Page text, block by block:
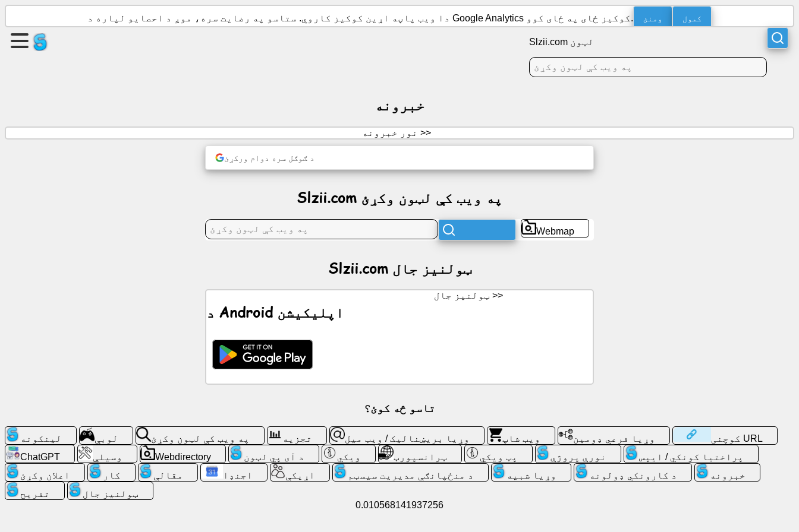
یوه
جوړ
کړئ
اړیکې
لوبې
دا ویب پاڼه اړین کوکیز کاروي. ستاسو په رضایت سره، موږ د احصایو لپاره د Google Analytics کوکیز ځای په ځای کوو. ومنئ کمول
Slzii.com لټون
خبرونه
نور خبرونه >>
د ګوګل سره دوام ورکړئ
Slzii.com په ویب کې لټون وکړئ
Webmap
Slzii.com ټولنيز جال
د Android اپلیکیشن
ټولنيز جال >>
تاسو څه کوئ؟
لینکونه لوبې په ویب کې لټون وکړئ تجزیه وړیا بریښنالیک / ویب میل ویب شاپ وړیا فرعي ډومین
کوچنی URL
ChatGPT
وسیلې Webdirectory د آی پي لټون ويکي ټرانسپورټ پټ ویکي نورې پروژې
پراختیا کونکي / ایپس
اعلان وکړئ
کار مقالې اجنډا اړیکې د منځپانګې مدیریت سیسټم وړیا شبیه د کارونکي ډولونه
خبرونه
تفریح
ټولنيز جال
0.010568141937256